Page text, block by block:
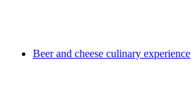
Beer and cheese culinary experience